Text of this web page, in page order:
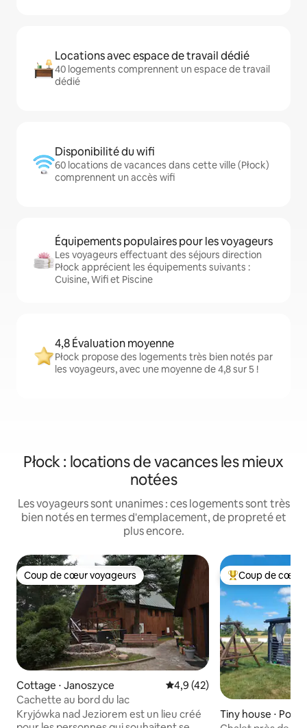
Locations avec espace de travail dédié
40 logements comprennent un espace de travail
dédié
Disponibilité du wifi
60 locations de vacances dans cette ville (Płock)
comprennent un accès wifi
Équipements populaires pour les voyageurs
Les voyageurs effectuant des séjours direction
Płock apprécient les équipements suivants :
Cuisine, Wifi et Piscine
4,8 Évaluation moyenne
Płock propose des logements très bien notés par
les voyageurs, avec une moyenne de 4,8 sur 5 !
Płock : locations de vacances les mieux
notées
Les voyageurs sont unanimes : ces logements sont très
bien notés en termes d'emplacement, de propreté et
plus encore.
Coup de cœur voyageurs
Coup de cœur voyageurs
Cottage ⋅ Janoszyce Évaluation moyenne sur la
4,9 (42)
Cachette au bord du lac
Kryjówka nad Jeziorem est un lieu créé
Coups de cœur
Coup de cœur
Tiny house ⋅